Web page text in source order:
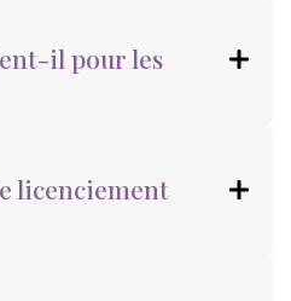
il pour les
licenciement